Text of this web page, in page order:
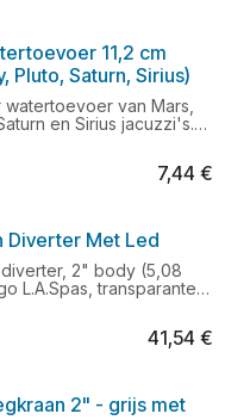
11,2 cm
Pluto, Saturn, Sirius)
van Mars,
en Sirius jacuzzi's.
gaatje onderzijde:
7,44 €
Diverter Met Led
2" body (5,08
L.A.Spas, transparante
met witte ring : art. PTPL-
modellen
de voorraad strekt
41,54 €
2" - grijs met